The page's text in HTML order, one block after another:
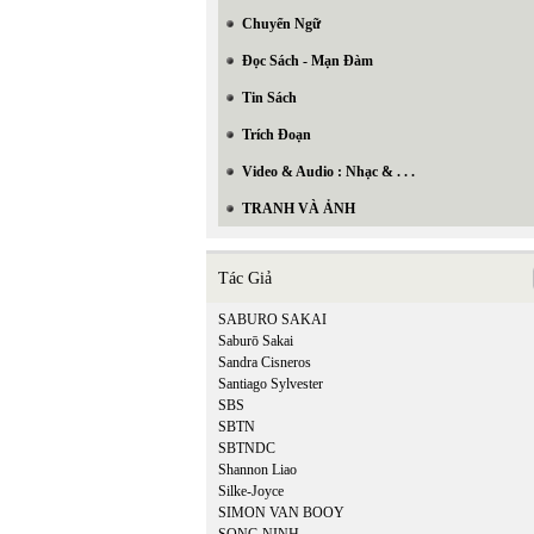
Chuyển Ngữ
Đọc Sách - Mạn Đàm
Tin Sách
Trích Đoạn
Video & Audio : Nhạc & . . .
TRANH VÀ ẢNH
Tác Giả
SABURO SAKAI
Saburō Sakai
Sandra Cisneros
Santiago Sylvester
SBS
SBTN
SBTNDC
Shannon Liao
Silke-Joyce
SIMON VAN BOOY